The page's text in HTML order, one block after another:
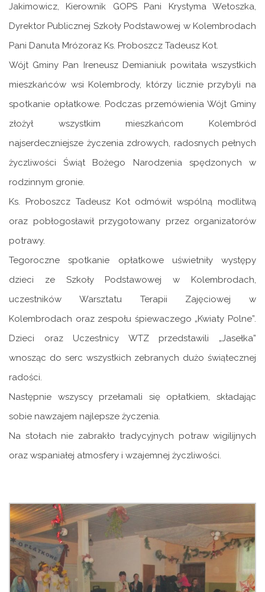
Jakimowicz, Kierownik GOPS Pani Krystyma Wetoszka,
Dyrektor Publicznej Szkoły Podstawowej w Kolembrodach
Pani Danuta Mrózoraz Ks. Proboszcz Tadeusz Kot.
Wójt Gminy Pan Ireneusz Demianiuk powitała wszystkich
mieszkańców wsi Kolembrody, którzy licznie przybyli na
spotkanie opłatkowe. Podczas przemówienia Wójt Gminy
złożył wszystkim mieszkańcom Kolembród
najserdeczniejsze życzenia zdrowych, radosnych pełnych
życzliwości Świąt Bożego Narodzenia spędzonych w
rodzinnym gronie.
Ks. Proboszcz Tadeusz Kot odmówił wspólną modlitwą
oraz pobłogosławił przygotowany przez organizatorów
potrawy.
Tegoroczne spotkanie opłatkowe uświetniły występy
dzieci ze Szkoły Podstawowej w Kolembrodach,
uczestników Warsztatu Terapii Zajęciowej w
Kolembrodach oraz zespołu śpiewaczego „Kwiaty Polne”.
Dzieci oraz Uczestnicy WTZ przedstawili „Jasełka”
wnosząc do serc wszystkich zebranych dużo świątecznej
radości.
Następnie wszyscy przełamali się opłatkiem, składając
sobie nawzajem najlepsze życzenia.
Na stołach nie zabrakło tradycyjnych potraw wigilijnych
oraz wspaniałej atmosfery i wzajemnej życzliwości.